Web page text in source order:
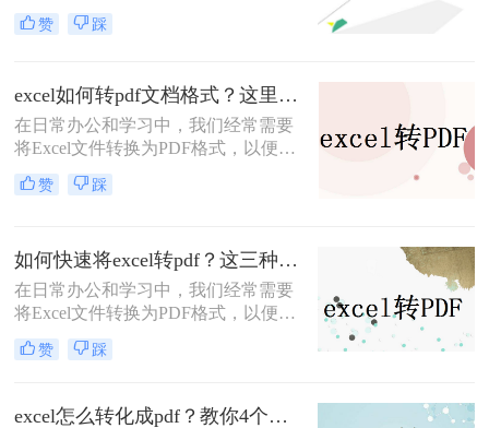
文件的优点是不易修改，易于打印和
共享，而且可以跨多个平台使用。在
excel怎么转pdf文件的步骤和方法。本
文共有2000字左右，下面开始阅读
吧。
赞 踩
excel如何转pdf文档格式？这里给你分享这三种操作方法！
在日常办公和学习中，我们经常需要
将Excel文件转换为PDF格式，以便于
分享、打印或保存为不可编辑的文
档。PDF格式因其跨平台兼容性好、
我将为您详细介绍几种将Excel文件转
换为PDF文档格式的方法。
赞 踩
如何快速将excel转pdf？这三种方法可以快速转换！
在日常办公和学习中，我们经常需要
将Excel文件转换为PDF格式，以便于
分享、打印或保存为不可编辑的文
档。那么如何快速将excel转pdf呢？下
Excel转PDF的方法。
赞 踩
excel怎么转化成pdf？教你4个方法轻松对应！